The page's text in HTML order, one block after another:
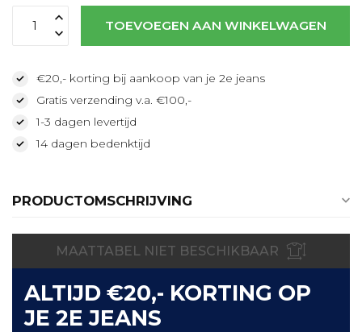
TOEVOEGEN AAN WINKELWAGEN
€20,- korting bij aankoop van je 2e jeans
Gratis verzending v.a. €100,-
1-3 dagen levertijd
14 dagen bedenktijd
PRODUCTOMSCHRIJVING
MAATTABEL NIET BESCHIKBAAR
ALTIJD €20,- KORTING OP
JE 2E JEANS